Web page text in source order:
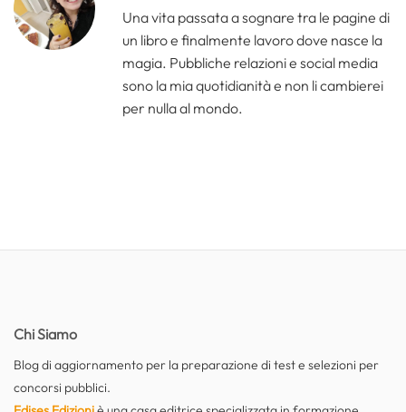
Una vita passata a sognare tra le pagine di
un libro e finalmente lavoro dove nasce la
magia. Pubbliche relazioni e social media
sono la mia quotidianità e non li cambierei
per nulla al mondo.
Chi Siamo
Blog di aggiornamento per la preparazione di test e selezioni per
concorsi pubblici.